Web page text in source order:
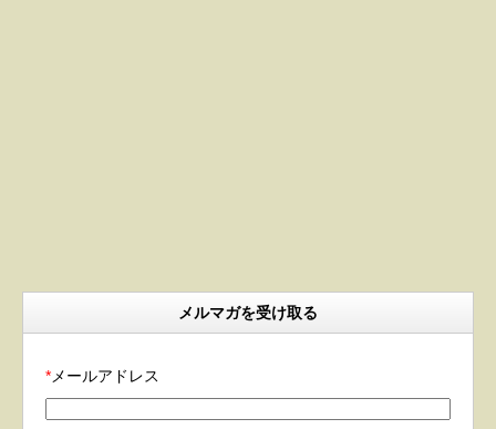
メルマガを受け取る
* メールアドレス